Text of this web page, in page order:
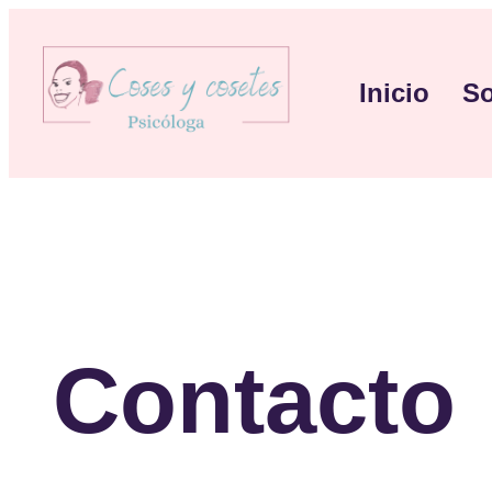
Inicio
Contacto